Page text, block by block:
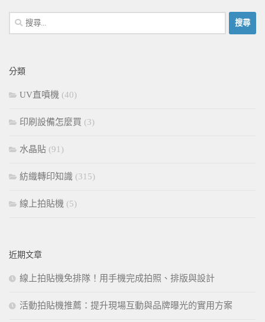
搜
尋
字:
分類
UV直噴機 (40)
印刷設備怎麼買 (3)
水晶貼 (91)
紡織轉印知識 (315)
線上拍貼機 (5)
近期文章
線上拍貼機免排隊！用手機完成拍照、排版與設計
活動拍貼機推薦：提升現場互動與品牌曝光的實用方案